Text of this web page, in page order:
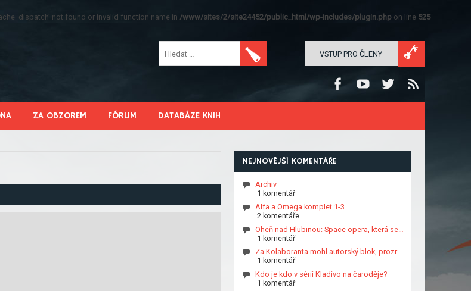
not found or invalid function name in /www/sites/2/site24452/public_html/wp-includes/plugin.php on line 525
VSTUP PRO ČLENY
ZA OBZOREM FÓRUM DATABÁZE KNIH
NEJNOVĚJŠÍ KOMENTÁŘE
Archiv
1 komentář
Alfa a Omega komplet 1-3
2 komentáře
Oheň nad Hlubinou: Space opera, která se…
1 komentář
Za Kolaboranta mohl autorský blok, prozr…
1 komentář
Kdo je kdo v sérii Kladivo na čaroděje?
1 komentář